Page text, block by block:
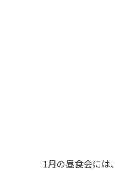
1月の昼食会には